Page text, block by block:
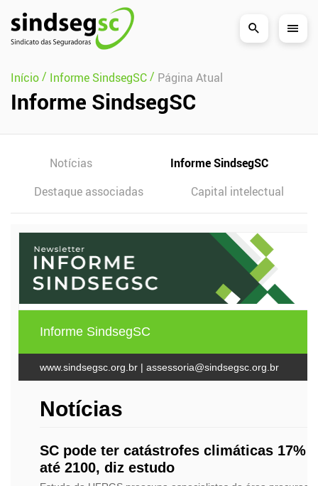
Pular Navegação (s)
Início/ Informe SindsegSC/ Página Atual
Informe SindsegSC
Notícias
Informe SindsegSC
Destaque associadas
Capital intelectual